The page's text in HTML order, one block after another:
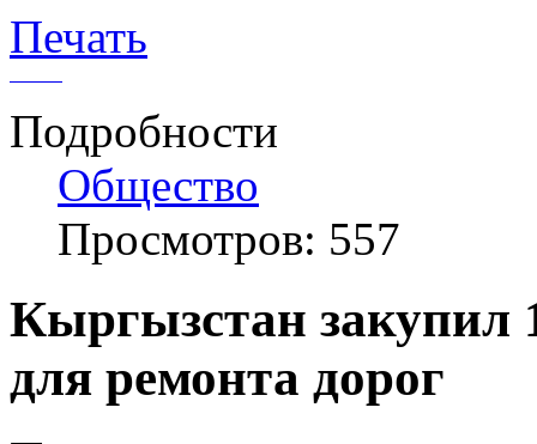
Печать
Подробности
Общество
Просмотров: 557
Кыргызстан закупил
для ремонта дорог